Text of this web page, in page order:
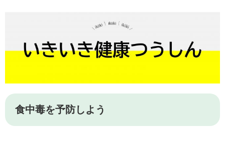
食中毒を予防しよう